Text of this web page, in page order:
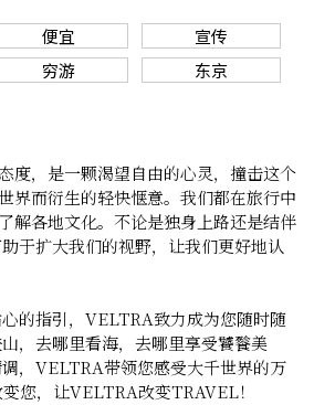
便宜
宣传
穷游
东京
度，是一颗渴望自由的心灵，撞击这个
界而衍生的轻快惬意。我们都在旅行中
解各地文化。不论是独身上路还是结伴
于扩大我们的视野，让我们更好地认
的指引，VELTRA致力成为您随时随
，去哪里看海，去哪里享受饕餮美
，VELTRA带领您感受大千世界的万
您，让VELTRA改变TRAVEL！